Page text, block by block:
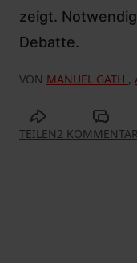
zeigt.
Debatte.
VON MANUEL GATH ,
TEILEN2